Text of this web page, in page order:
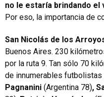
no le estaría brindando
Por eso, la importancia de
San Nicolás de los
Buenos Aires. 230
por la ruta 9. Tan sólo 70
de innumerables futbolistas
Pagnanini (Argentina 78),